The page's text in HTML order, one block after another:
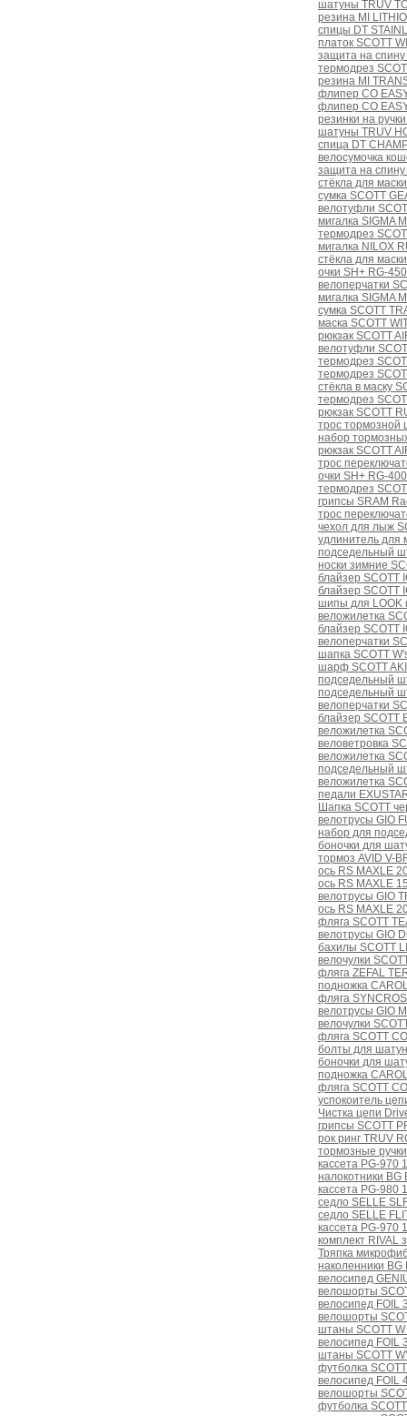
шатуны TRUV
резина MI
спицы DT
платок SCOTT
защита на спину
термодрез
резина MI
флипер CO
флипер CO
резинки на
шатуны TRUV
спица DT
велосумочка
защита на спину
стёкла для
сумка SCOTT
велотуфли
мигалка SIGMA
термодрез
мигалка NILOX
стёкла для
очки SH+ RG-
велоперчатки
мигалка SIGMA
сумка SCOTT
маска SCOTT
рюкзак SCOTT
велотуфли
термодрез
термодрез
стёкла в маску
термодрез
рюкзак SCOTT
трос тормозной
набор
рюкзак SCOTT
трос
очки SH+ RG-
термодрез
грипсы SRAM
трос
чехол для лыж
удлинитель для
подседельный
носки зимние
блайзер SCOTT
блайзер SCOTT
шипы для LOOK
веложилетка
блайзер SCOTT
велоперчатки
шапка SCOTT
шарф SCOTT
подседельный
подседельный
велоперчатки
блайзер SCOTT
веложилетка
веловетровка
веложилетка
подседельный
веложилетка
педали
Шапка SCOTT
велотрусы GIO
набор для
боночки для
тормоз AVID V-
ось RS MAXLE
ось RS MAXLE
велотрусы GIO
ось RS MAXLE
фляга SCOTT
велотрусы GIO
бахилы SCOTT
велочулки
фляга ZEFAL
подножка
фляга
велотрусы GIO
велочулки
фляга SCOTT
болты для
боночки для
подножка
фляга SCOTT
успокоитель
Чистка цепи
грипсы SCOTT
рок ринг TRUV
тормозные
кассета PG-970
налокотники BG
кассета PG-980
седло SELLE
седло SELLE
кассета PG-970
комплект RIVAL
Тряпка
наколенники BG
велосипед
велошорты
велосипед FOIL
велошорты
штаны SCOTT W
велосипед FOIL
штаны SCOTT
футболка
велосипед FOIL
велошорты
футболка